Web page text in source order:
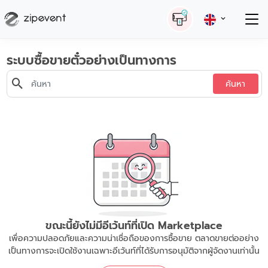
ระบบซื้อขายตั๋วอย่างเป็นทางการ
ค้นหา
ขณะนี้ยังไม่มีอีเว้นท์ที่เปิด Marketplace
เพื่อความปลอดภัยและความน่าเชื่อถือของการซื้อขาย ตลาดขายต่ออย่าง
เป็นทางการจะเปิดใช้งานเฉพาะอีเว้นท์ที่ได้รับการอนุมัติจากผู้จัดงานเท่านั้น